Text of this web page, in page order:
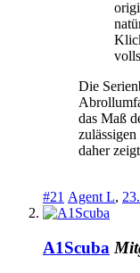
Die
das Maß
daher
#21 Agent L,
A1Scuba